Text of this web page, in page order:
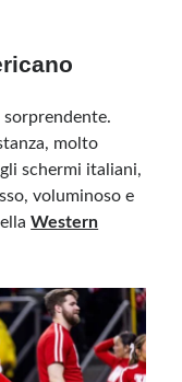
sorprendente.
molto
schermi italiani,
voluminoso e
Western